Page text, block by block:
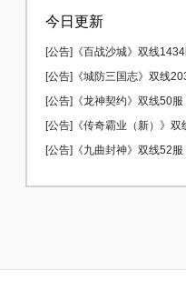
今日更新
[公告]《百战沙城》双线
[公告]《城防三国志》双线
[公告]《龙神契约》双线50
[公告]《传奇霸业（新）》
[公告]《九曲封神》双线52